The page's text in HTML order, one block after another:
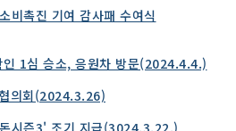
비촉진 기여 감사패 수여식
인 1심 승소, 응원차 방문(2024.4.4.)
의회(2024.3.26)
시즌3' 조기 지급(3024.3.22.)